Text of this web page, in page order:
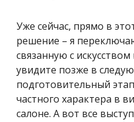
Уже сейчас, прямо в
решение – я
связанную с
увидите позже в
подготовительный
частного характера в
салоне. А вот все